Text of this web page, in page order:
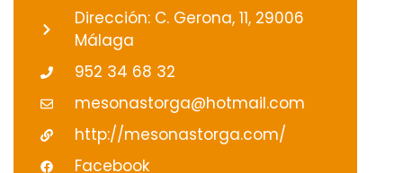
Dirección: C. Gerona, 11, 29006
Málaga
952 34 68 32
mesonastorga@hotmail.com
http://mesonastorga.com/
Facebook